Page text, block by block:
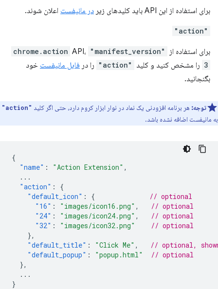
برای استفاده از این API باید کلیدهای زیر در مانیفست اعلان شوند.
"action"
برای استفاده از chrome.action API، "manifest_version"
3 را مشخص کنید و کلید "action" را در فایل مانیفست خود
بگنجانید.
توجه: هر برنامه افزودنی یک نماد در نوار ابزار کروم دارد، حتی اگر کلید "action"
به مانیفست اضافه نشده باشد.
{
"name" : "Action Extension" ,
...
"action" :
{
"default_icon" : {
// optional
"16" : "images/icon16.png" ,
// optional
"24" : "images/icon24.png" ,
// optional
"32" : "images/icon32.png"
// optional
},
"default_title" : "Click Me" ,
// optional,
"default_popup" : "popup.html"
// optional
},
...
}